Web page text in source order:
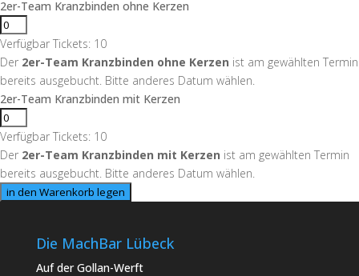
2er-Team Kranzbinden ohne Kerzen
Verfügbar Tickets: 10
Der 2er-Team Kranzbinden ohne Kerzen ist am gewählten Termin
bereits ausgebucht. Bitte anderes Datum wählen.
2er-Team Kranzbinden mit Kerzen
Verfügbar Tickets: 10
Der 2er-Team Kranzbinden mit Kerzen ist am gewählten Termin
bereits ausgebucht. Bitte anderes Datum wählen.
in den Warenkorb legen
Die MachBar Lübeck
Auf der Gollan-Werft